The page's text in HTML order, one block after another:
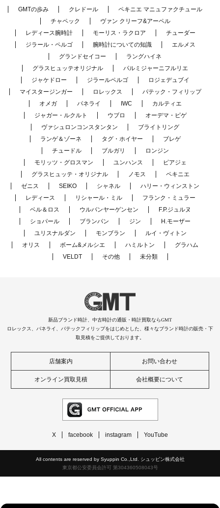
GMTの歩み クレドール
ペキニエ マニュファクチュール
チャペック
ヴァン クリーフ&アーペル
レディース腕時計
モーリス・ラクロア
チューダー
ジラール・ペルゴ
腕時計についての知識
エルメス
グランドセイコー
ラングハイネ
グラスヒュッテオリジナル
パルミジャーニフルリエ
ジャケドロー
ジラールペルゴ
ロジェデュブイ
マイスタージンガー
ロレックス
パテック・フィリップ
オメガ
パネライ IWC
カルティエ
ジャガー・ルクルト
ウブロ
オーデマ・ピゲ
ヴァシュロンコンスタンタン
ブライトリング
ランゲ＆ゾーネ
タグ・ホイヤー
ブレゲ
チュードル
ブルガリ
ロンジン
モリッツ・グロスマン
ユンハンス
ピアジェ
グラスヒュッテ・オリジナル
ノモス
ペキニエ
ゼニス
SEIKO シャネル
ハリー・ウィンストン
レディース
リシャール・ミル
フランク・ミュラー
ベル＆ロス
ウルバンヤーゲンセン
F.P.ジュルヌ
ショパール
ブランパン ジン
H.モーザー
ユリスナルダン
モンブラン
ルイ・ヴィトン
オリス
ボーム&メルシエ ハミルトン
グラハム
VELDT
その他 未分類
新品ブランド時計、中古時計の通販・時計買取ならGMT
ロレックス、パネライ、パテックフィリップをはじめとした、様々なブランド時計の販売・下
取見積をご提供しております。
店舗案内 お問い合わせ
オンライン買取見積 会社概要について
X facebook instagram YouTube
All contents are reserved by Syuppin Co.,Ltd. シュッピン株式会社
東京都公安委員会許可 第304360508043号